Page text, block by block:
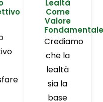
Lealtà
Come
Valore
Fondamentale
Crediamo
che la
lealtà
sia la
base